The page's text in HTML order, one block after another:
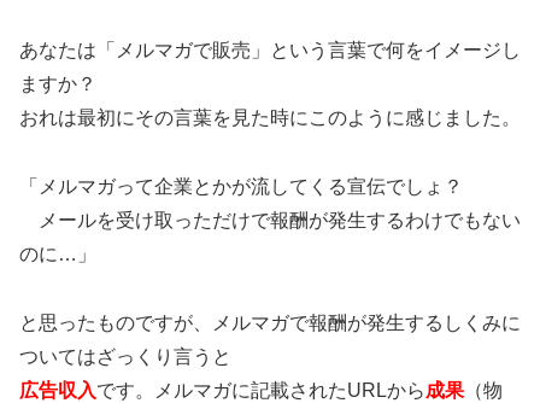
あなたは「メルマガで販売」という言葉で何をイメージし
ますか？
おれは最初にその言葉を見た時にこのように感じました。
「メルマガって企業とかが流してくる宣伝でしょ？
メールを受け取っただけで報酬が発生するわけでもない
のに…」
と思ったものですが、メルマガで報酬が発生するしくみに
ついてはざっくり言うと
広告収入です。メルマガに記載されたURLから成果 （物